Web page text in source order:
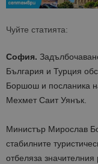
Чуйте статията:
София.
България и Турция
Боршош и посланика
Мехмет Саит Уянък.
Министър Мирослав
стабилните
отбеляза значителния